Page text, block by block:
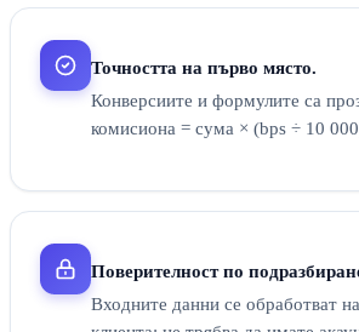
Точността на първо място.
Конверсиите и формулите са
комисиона = сума × (bps ÷ 10
Поверителност по
Входните данни се обработват